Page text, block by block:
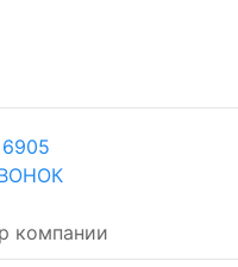
компании